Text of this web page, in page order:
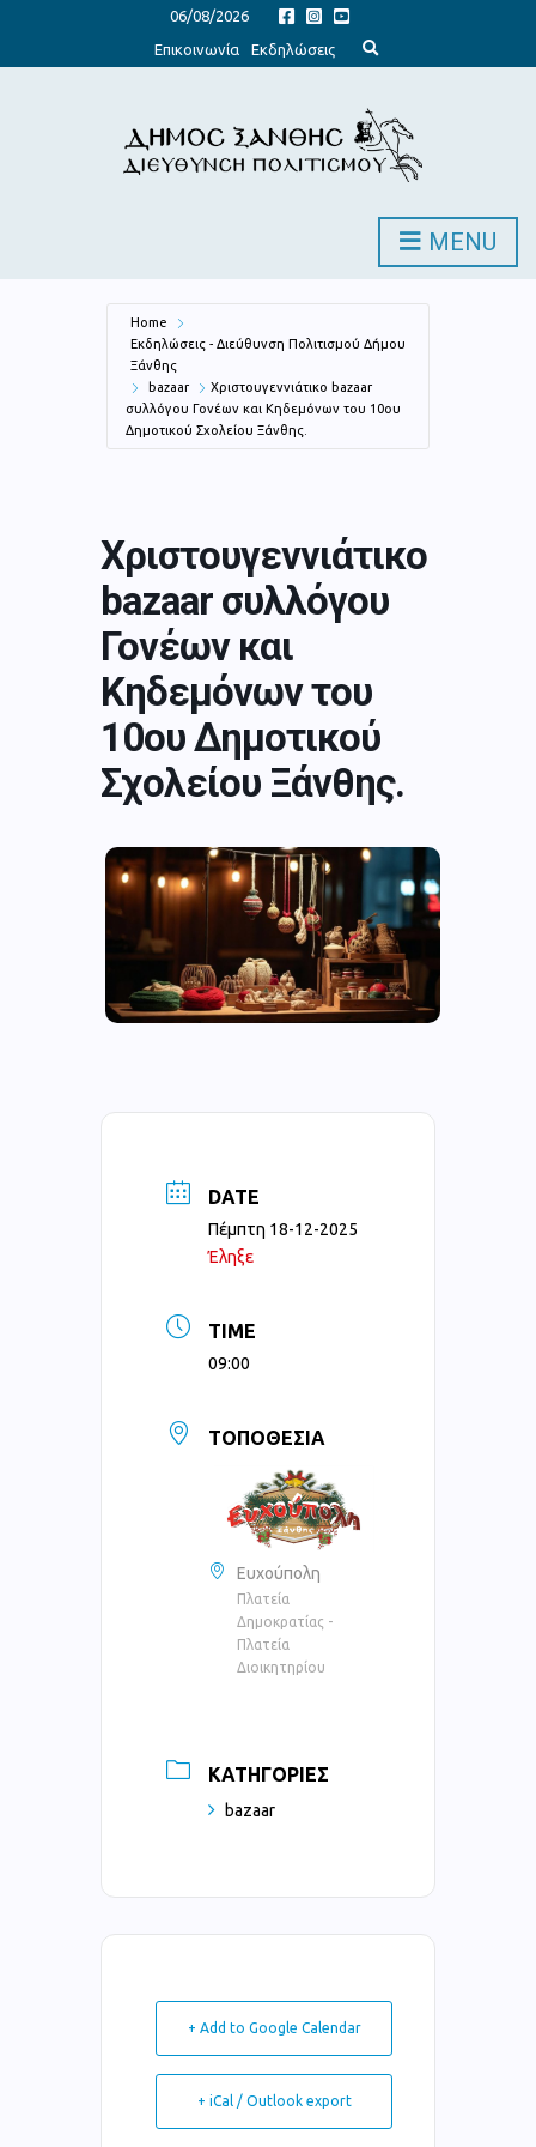
06/08/2026
Επικοινωνία
Εκδηλώσεις
x
d
s
e
c
o
MENU
Home
Εκδηλώσεις - Διεύθυνση Πολιτισμού Δήμου
Ξάνθης
bazaar
Χριστουγεννιάτικο bazaar
συλλόγου Γονέων και Κηδεμόνων του 10ου
Δημοτικού Σχολείου Ξάνθης.
Χριστουγεννιάτικο
bazaar συλλόγου
Γονέων και
Κηδεμόνων του
10ου Δημοτικού
Σχολείου Ξάνθης.
DATE
Πέμπτη 18-12-2025
Έληξε
TIME
09:00
ΤΟΠΟΘΕΣΊΑ
Ευχούπολη
Πλατεία
Δημοκρατίας -
Πλατεία
Διοικητηρίου
ΚΑΤΗΓΟΡΊΕΣ
bazaar
+ Add to Google Calendar
+ iCal / Outlook export